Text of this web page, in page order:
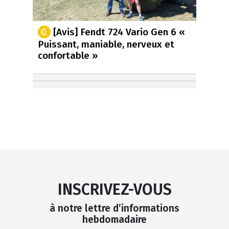
[Avis] Fendt 724 Vario Gen 6 «
Puissant, maniable, nerveux et
confortable »
INSCRIVEZ-VOUS
à notre lettre d’informations
hebdomadaire